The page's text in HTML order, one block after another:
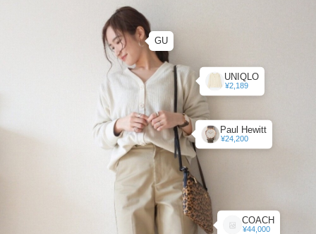
UNIQLO
¥2,189
COACH
¥44,000
GU
Paul Hewitt
¥24,200